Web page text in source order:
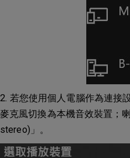
2. 若您使用個人電腦作為連接
麥克風切換為本機音效裝置；
stereo)」。